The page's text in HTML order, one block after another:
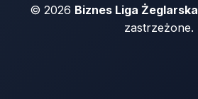
© 2026 Biznes Liga Żeglarska
zastrzeżone.